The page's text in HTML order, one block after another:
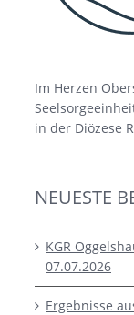
Im Herzen
in der Diözese
NEUESTE
KGR
07.07.2026
Ergebnisse